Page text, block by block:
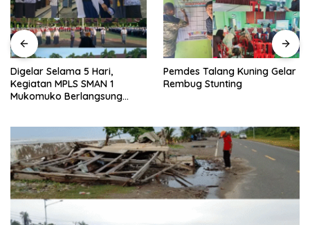
Digelar Selama 5 Hari,
Kegiatan MPLS SMAN 1
Mukomuko Berlangsung
Pemdes Talang Kuning Gelar
Rembug Stunting